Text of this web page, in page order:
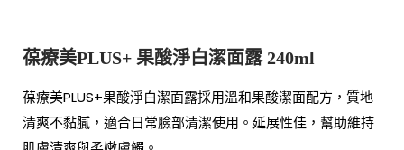
葆療美PLUS+ 果酸淨白潔面露 240ml
葆療美PLUS+果酸淨白潔面露採用溫和果酸潔面配方，質地
清爽不黏膩，適合日常臉部清潔使用。延展性佳，幫助維持